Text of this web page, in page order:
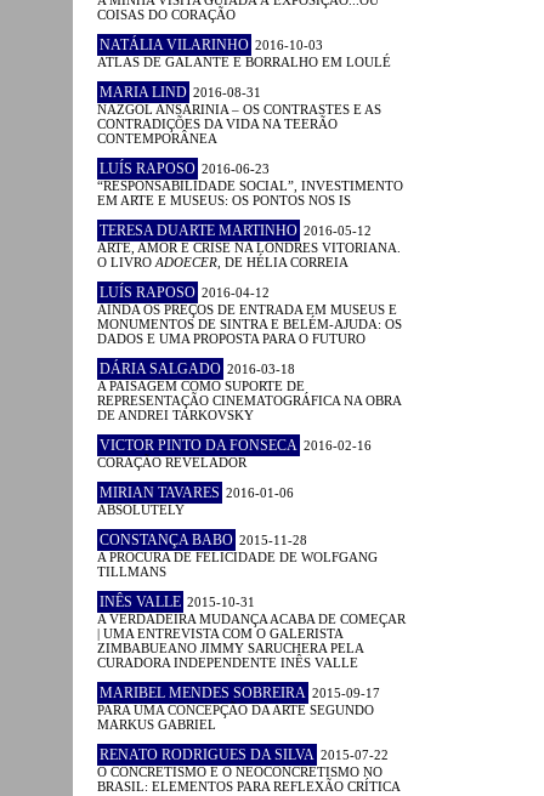
COISAS DO CORAÇÃO
NATÁLIA VILARINHO 2016-10-03
ATLAS DE GALANTE E BORRALHO EM LOULÉ
MARIA LIND 2016-08-31
NAZGOL ANSARINIA – OS CONTRASTES E AS
CONTRADIÇÕES DA VIDA NA TEERÃO
CONTEMPORÂNEA
LUÍS RAPOSO 2016-06-23
“RESPONSABILIDADE SOCIAL”, INVESTIMENTO
EM ARTE E MUSEUS: OS PONTOS NOS IS
TERESA DUARTE MARTINHO 2016-05-12
ARTE, AMOR E CRISE NA LONDRES VITORIANA.
O LIVRO ADOECER , DE HÉLIA CORREIA
LUÍS RAPOSO 2016-04-12
AINDA OS PREÇOS DE ENTRADA EM MUSEUS E
MONUMENTOS DE SINTRA E BELÉM-AJUDA: OS
DADOS E UMA PROPOSTA PARA O FUTURO
DÁRIA SALGADO 2016-03-18
A PAISAGEM COMO SUPORTE DE
REPRESENTAÇÃO CINEMATOGRÁFICA NA OBRA
DE ANDREI TARKOVSKY
VICTOR PINTO DA FONSECA 2016-02-16
CORAÇÃO REVELADOR
MIRIAN TAVARES 2016-01-06
ABSOLUTELY
CONSTANÇA BABO 2015-11-28
A PROCURA DE FELICIDADE DE WOLFGANG
TILLMANS
INÊS VALLE 2015-10-31
A VERDADEIRA MUDANÇA ACABA DE COMEÇAR
| UMA ENTREVISTA COM O GALERISTA
ZIMBABUEANO JIMMY SARUCHERA PELA
CURADORA INDEPENDENTE INÊS VALLE
MARIBEL MENDES SOBREIRA 2015-09-17
PARA UMA CONCEPÇÃO DA ARTE SEGUNDO
MARKUS GABRIEL
RENATO RODRIGUES DA SILVA 2015-07-22
O CONCRETISMO E O NEOCONCRETISMO NO
BRASIL: ELEMENTOS PARA REFLEXÃO CRÍTICA